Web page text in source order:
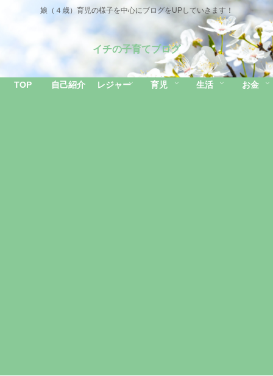
娘（４歳）育児の様子を中心にブログをUPしていきます！
イチの子育てブログ
TOP 自己紹介 レジャー 育児 生活 お金